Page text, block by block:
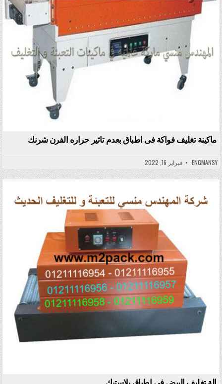
ماكينة تغليف فواكة فى اطباق بعدم تاثير حراره الفرن شرنك
ENGMANSY فبراير 16, 2022
Posted in